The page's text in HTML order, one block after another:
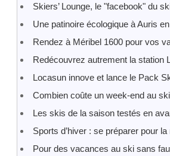
Skiers’ Lounge, le "facebook" du
Une patinoire écologique à Auris
Rendez à Méribel 1600 pour vos
Redécouvrez autrement la station
Locasun innove et lance le Pack
Combien coûte un week-end au
Les skis de la saison testés en
Sports d’hiver : se préparer pour
Pour des vacances au ski sans